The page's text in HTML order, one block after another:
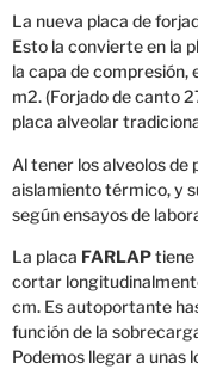
La nueva placa de
Esto la convierte en la
la capa de compresión,
m2. (Forjado de canto
placa alveolar
Al tener los alveolos de
aislamiento térmico, y
según ensayos de
La placa FARLAPtiene
cortar
cm. Es autoportante
función de la
Podemos llegar a unas